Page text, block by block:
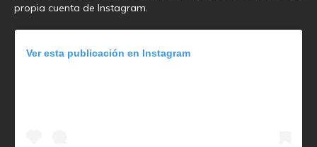
propia cuenta de Instagram.
Ver esta publicación en Instagram